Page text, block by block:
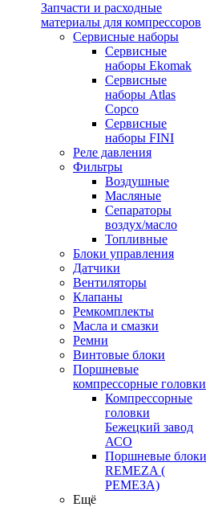
Запчасти и расходные
материалы для компрессоров
Cервисные наборы
Сервисные
наборы Ekomak
Cервисные
наборы Atlas
Copco
Сервисные
наборы FINI
Реле давления
Фильтры
Воздушные
Масляные
Сепараторы
воздух/масло
Топливные
Блоки управления
Датчики
Вентиляторы
Клапаны
Ремкомплекты
Масла и смазки
Ремни
Винтовые блоки
Поршневые
компрессорные головки
Компрессорные
головки
Бежецкий завод
АСО
Поршневые блоки
REMEZA (
РЕМЕЗА)
Ещё